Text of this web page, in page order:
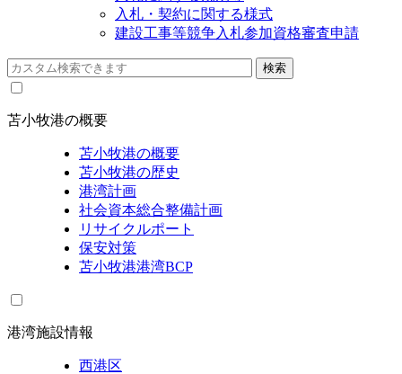
入札・契約に関する様式
建設工事等競争入札参加資格審査申請
苫小牧港の概要
苫小牧港の概要
苫小牧港の歴史
港湾計画
社会資本総合整備計画
リサイクルポート
保安対策
苫小牧港港湾BCP
港湾施設情報
西港区